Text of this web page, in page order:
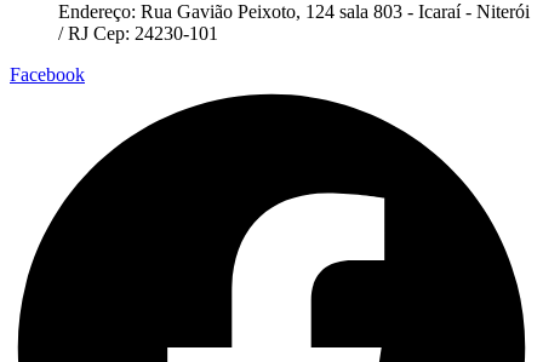
Endereço: Rua Gavião Peixoto, 124 sala 803 - Icaraí - Niterói
/ RJ Cep: 24230-101
Facebook